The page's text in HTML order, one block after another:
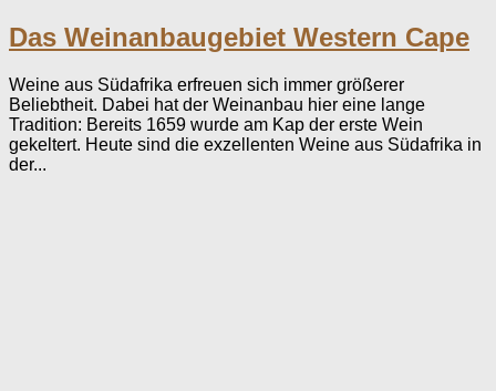
Das Weinanbaugebiet Western Cape
Weine aus Südafrika erfreuen sich immer größerer
Beliebtheit. Dabei hat der Weinanbau hier eine lange
Tradition: Bereits 1659 wurde am Kap der erste Wein
gekeltert. Heute sind die exzellenten Weine aus Südafrika in
der...